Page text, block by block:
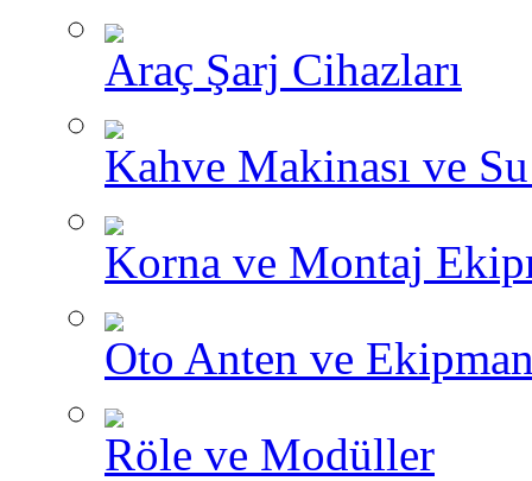
Araç Şarj Cihazları
Kahve Makinası ve Su
Korna ve Montaj
Oto Anten ve
Röle ve Modüller